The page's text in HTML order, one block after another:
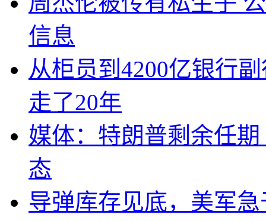
信息
从柜员到4200亿银行
走了20年
媒体：特朗普剩余任
态
导弹库存见底，美军